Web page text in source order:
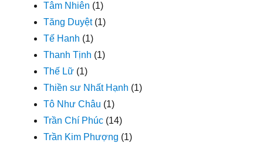
Tâm Nhiên (1)
Tăng Duyệt(1)
Tế Hanh (1)
Thanh Tịnh (1)
Thế Lữ (1)
Thiền sư Nhất Hạnh (1)
Tô Như Châu (1)
Trần Chí Phúc (14)
Trần Kim Phượng (1)